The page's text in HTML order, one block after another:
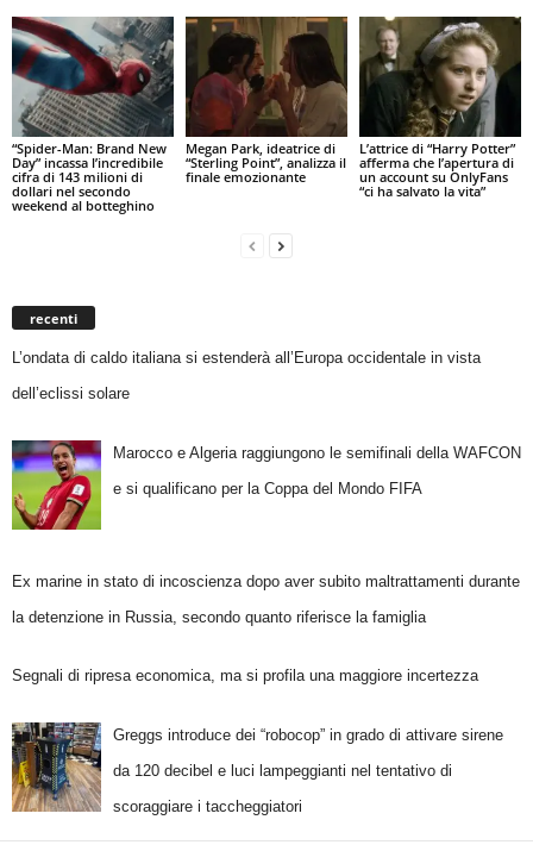
“Spider-Man: Brand New
Day” incassa l’incredibile
cifra di 143 milioni di
dollari nel secondo
weekend al botteghino
Megan Park, ideatrice di
“Sterling Point”, analizza il
finale emozionante
L’attrice di “Harry Potter”
afferma che l’apertura di
un account su OnlyFans
“ci ha salvato la vita”
recenti
L’ondata di caldo italiana si estenderà all’Europa occidentale in vista
dell’eclissi solare
Marocco e Algeria raggiungono le semifinali della WAFCON
e si qualificano per la Coppa del Mondo FIFA
Ex marine in stato di incoscienza dopo aver subito maltrattamenti durante
la detenzione in Russia, secondo quanto riferisce la famiglia
Segnali di ripresa economica, ma si profila una maggiore incertezza
Greggs introduce dei “robocop” in grado di attivare sirene
da 120 decibel e luci lampeggianti nel tentativo di
scoraggiare i taccheggiatori